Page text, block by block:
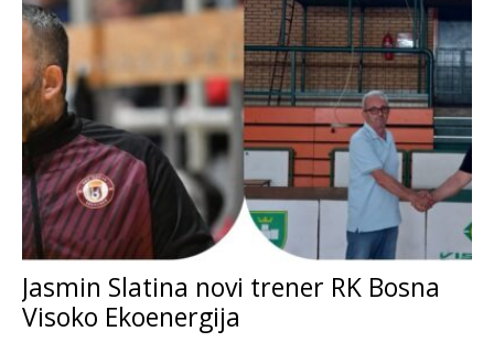
Jasmin Slatina novi trener RK Bosna
Visoko Ekoenergija